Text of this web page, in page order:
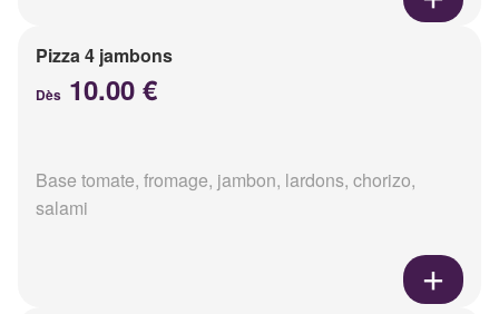
Pizza 4 jambons
Dès 10.00 €
Base tomate, fromage, jambon, lardons, chorizo,
salami